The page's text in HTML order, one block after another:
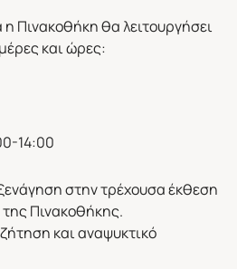
Πινακοθήκη θα λειτουργήσει
και ώρες:
14:00
στην τρέχουσα έκθεση
Πινακοθήκης.
και αναψυκτικό